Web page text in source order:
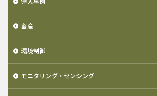
畜産
環境制御
モニタリング・センシング